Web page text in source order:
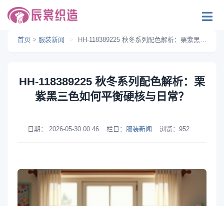
首页 > 服装新闻 > HH-118389225 秋冬系列配色解析：栗紫黑三色如何平衡硬核与日常？
HH-118389225 秋冬系列配色解析：栗
紫黑三色如何平衡硬核与日常？
日期： 2026-05-30 00:46 栏目： 服装新闻 浏览： 952